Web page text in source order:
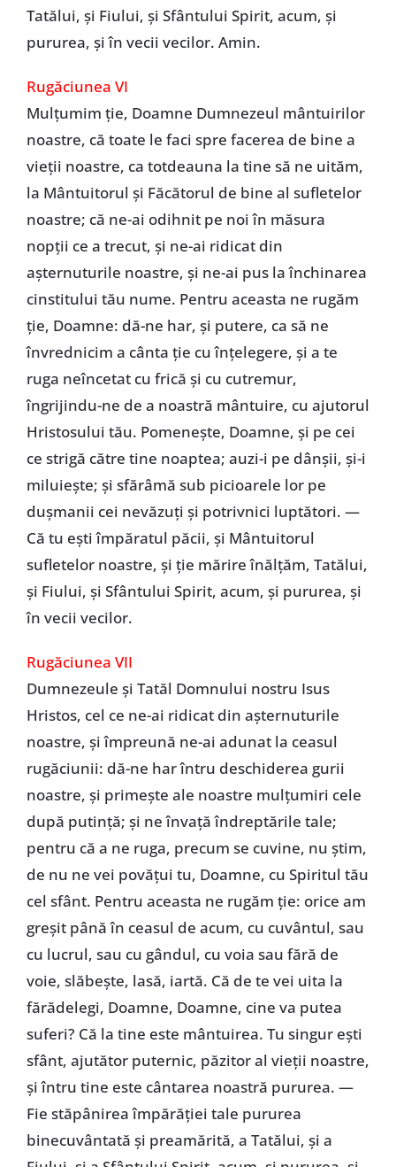
Tatălui, și Fiului, și Sfântului Spirit, acum, și
pururea, și în vecii vecilor. Amin.
Rugăciunea VI
Mulțumim ție, Doamne Dumnezeul mântuirilor
noastre, că toate le faci spre facerea de bine a
vieții noastre, ca totdeauna la tine să ne uităm,
la Mântuitorul și Făcătorul de bine al sufletelor
noastre; că ne-ai odihnit pe noi în măsura
nopții ce a trecut, și ne-ai ridicat din
așternuturile noastre, și ne-ai pus la închinarea
cinstitului tău nume. Pentru aceasta ne rugăm
ție, Doamne: dă-ne har, și putere, ca să ne
învrednicim a cânta ție cu înțelegere, și a te
ruga neîncetat cu frică și cu cutremur,
îngrijindu-ne de a noastră mântuire, cu ajutorul
Hristosului tău. Pomenește, Doamne, și pe cei
ce strigă către tine noaptea; auzi-i pe dânșii, și-i
miluiește; și sfărâmă sub picioarele lor pe
dușmanii cei nevăzuți și potrivnici luptători. —
Că tu ești împăratul păcii, și Mântuitorul
sufletelor noastre, și ție mărire înălțăm, Tatălui,
și Fiului, și Sfântului Spirit, acum, și pururea, și
în vecii vecilor.
Rugăciunea VII
Dumnezeule și Tatăl Domnului nostru Isus
Hristos, cel ce ne-ai ridicat din așternuturile
noastre, și împreună ne-ai adunat la ceasul
rugăciunii: dă-ne har întru deschiderea gurii
noastre, și primește ale noastre mulțumiri cele
după putință; și ne învață îndreptările tale;
pentru că a ne ruga, precum se cuvine, nu știm,
de nu ne vei povățui tu, Doamne, cu Spiritul tău
cel sfânt. Pentru aceasta ne rugăm ție: orice am
greșit până în ceasul de acum, cu cuvântul, sau
cu lucrul, sau cu gândul, cu voia sau fără de
voie, slăbește, lasă, iartă. Că de te vei uita la
fărădelegi, Doamne, Doamne, cine va putea
suferi? Că la tine este mântuirea. Tu singur ești
sfânt, ajutător puternic, păzitor al vieții noastre,
și întru tine este cântarea noastră pururea. —
Fie stăpânirea împărăției tale pururea
binecuvântată și preamărită, a Tatălui, și a